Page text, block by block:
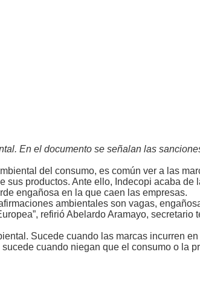
En el documento se señalan las
del consumo, es común ver a las
productos. Ante ello, Indecopi acaba de
engañosa en la que caen las empresas.
ambientales son vagas,
refirió Abelardo Aramayo, secretario
Sucede cuando las marcas incurren
cuando niegan que el consumo o la